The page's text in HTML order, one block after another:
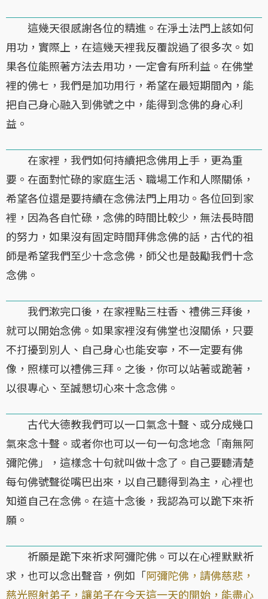
這幾天很感謝各位的精進。在淨土法門上該如何
用功，實際上，在這幾天裡我反覆說過了很多次。如
果各位能照著方法去用功，一定會有所利益。在佛堂
裡的佛七，我們是加功用行，希望在最短期間內，能
把自己身心融入到佛號之中，能得到念佛的身心利
益。
在家裡，我們如何持續把念佛用上手，更為重
要。在面對忙碌的家庭生活、職場工作和人際關係，
希望各位還是要持續在念佛法門上用功。各位回到家
裡，因為各自忙碌，念佛的時間比較少，無法長時間
的努力，如果沒有固定時間拜佛念佛的話，古代的祖
師是希望我們至少十念念佛，師父也是鼓勵我們十念
念佛。
我們漱完口後，在家裡點三柱香、禮佛三拜後，
就可以開始念佛。如果家裡沒有佛堂也沒關係，只要
不打擾到別人、自己身心也能安寧，不一定要有佛
像，照樣可以禮佛三拜。之後，你可以站著或跪著，
以很專心、至誠懇切心來十念念佛。
古代大德教我們可以一口氣念十聲、或分成幾口
氣來念十聲。或者你也可以一句一句念地念「南無阿
彌陀佛」，這樣念十句就叫做十念了。自己要聽清楚
每句佛號聲從嘴巴出來，以自己聽得到為主，心裡也
知道自己在念佛。在這十念後，我認為可以跪下來祈
願。
祈願是跪下來祈求阿彌陀佛。可以在心裡默默祈
求，也可以念出聲音，例如「阿彌陀佛，請佛慈悲，
慈光照射弟子，讓弟子在今天這一天的開始，能盡心